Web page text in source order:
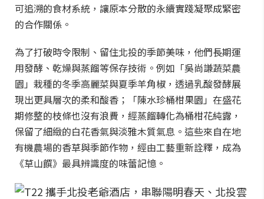
可追溯的食材系統，讓原本分散的永續實踐凝聚成緊密
的合作關係。
為了打破時令限制、留住北投的季節美味，他們長期運
用發酵、乾燥與蒸餾等保存技術。例如「吳尚謙蔬菜農
園」栽種的冬季高麗菜與夏季羊角椒，透過乳酸發酵展
現出更具層次的柔和酸香；「陳水珍桶柑果園」在盛花
期修整的枝條也沒有浪費，經蒸餾轉化為桶柑花純露，
保留了細緻的白花香氣與淡雅木質氣息。這些來自在地
有機農場的香草與季節作物，經由工藝重新詮釋，成為
《草山饌》最具辨識度的味蕾記憶。